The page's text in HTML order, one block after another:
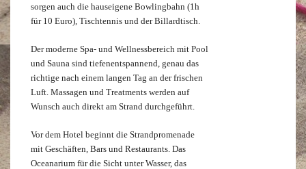
sorgen auch die hauseigene Bowlingbahn (1h
für 10 Euro), Tischtennis und der Billardtisch.
Der moderne Spa- und Wellnessbereich mit Pool
und Sauna sind tiefenentspannend, genau das
richtige nach einem langen Tag an der frischen
Luft. Massagen und Treatments werden auf
Wunsch auch direkt am Strand durchgeführt.
Vor dem Hotel beginnt die Strandpromenade
mit Geschäften, Bars und Restaurants. Das
Oceanarium für die Sicht unter Wasser, das